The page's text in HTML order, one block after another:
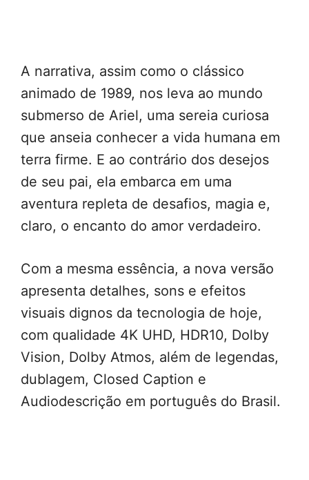
A narrativa, assim como o clássico
animado de 1989, nos leva ao mundo
submerso de Ariel, uma sereia curiosa
que anseia conhecer a vida humana em
terra firme. E ao contrário dos desejos
de seu pai, ela embarca em uma
aventura repleta de desafios, magia e,
claro, o encanto do amor verdadeiro.
Com a mesma essência, a nova versão
apresenta detalhes, sons e efeitos
visuais dignos da tecnologia de hoje,
com qualidade 4K UHD, HDR10, Dolby
Vision, Dolby Atmos, além de legendas,
dublagem, Closed Caption e
Audiodescrição em português do Brasil.